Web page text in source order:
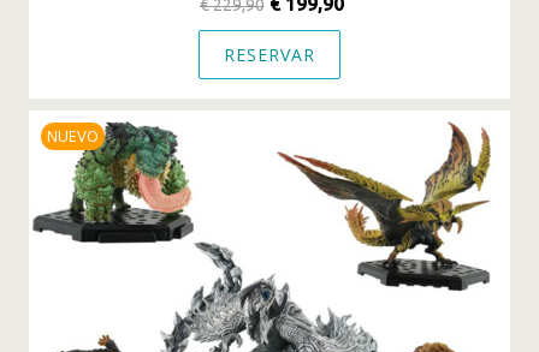
€ 229,90
RESERVAR
NUEVO